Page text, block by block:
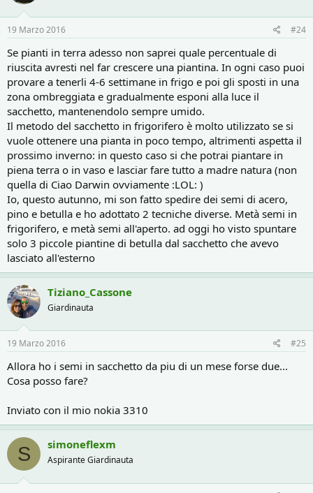
19 Marzo 2016 #24
Se pianti in terra adesso non saprei quale percentuale di
riuscita avresti nel far crescere una piantina. In ogni caso puoi
provare a tenerli 4-6 settimane in frigo e poi gli sposti in una
zona ombreggiata e gradualmente esponi alla luce il
sacchetto, mantenendolo sempre umido.
Il metodo del sacchetto in frigorifero è molto utilizzato se si
vuole ottenere una pianta in poco tempo, altrimenti aspetta il
prossimo inverno: in questo caso si che potrai piantare in
piena terra o in vaso e lasciar fare tutto a madre natura (non
quella di Ciao Darwin ovviamente :LOL: )
Io, questo autunno, mi son fatto spedire dei semi di acero,
pino e betulla e ho adottato 2 tecniche diverse. Metà semi in
frigorifero, e metà semi all'aperto. ad oggi ho visto spuntare
solo 3 piccole piantine di betulla dal sacchetto che avevo
lasciato all'esterno
Tiziano_Cassone
Giardinauta
19 Marzo 2016 #25
Allora ho i semi in sacchetto da piu di un mese forse due...
Cosa posso fare?
Inviato con il mio nokia 3310
S simoneflexm
Aspirante Giardinauta